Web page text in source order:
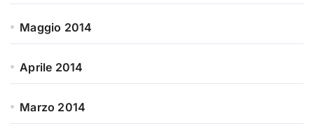
Maggio 2014
Aprile 2014
Marzo 2014